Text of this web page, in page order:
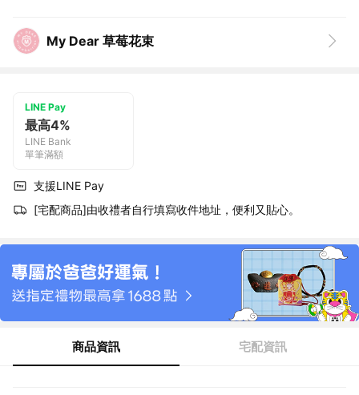
My Dear 草莓花束
LINE Pay
最高4%
LINE Bank
單筆滿額
支援LINE Pay
[宅配商品]由收禮者自行填寫收件地址，便利又貼心。
商品資訊 宅配資訊